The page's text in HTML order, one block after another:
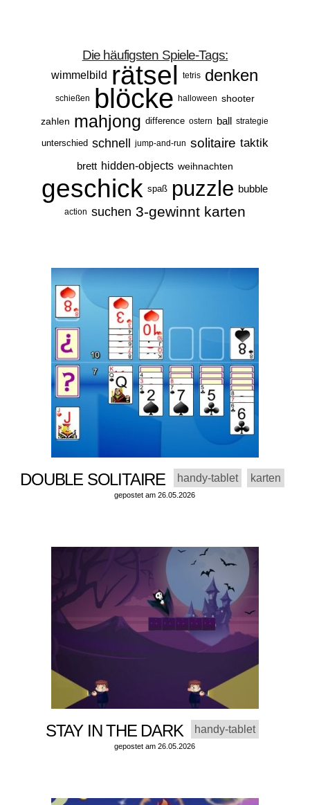
Die häufigsten Spiele-Tags:
wimmelbild rätsel tetris denken
schießen blöcke halloween shooter
zahlen mahjong difference ostern ball strategie
unterschied schnell jump-and-run solitaire taktik
brett hidden-objects weihnachten
geschick spaß puzzle bubble
action suchen 3-gewinnt karten
DOUBLE SOLITAIRE handy-tablet karten
gepostet am 26.05.2026
STAY IN THE DARK handy-tablet
gepostet am 26.05.2026